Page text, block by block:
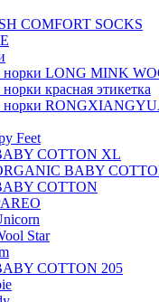
COMFORT SOCKS
LONG MINK
красная этикетка
Feet
COTTON XL
BABY
COTTON
Star
COTTON 205